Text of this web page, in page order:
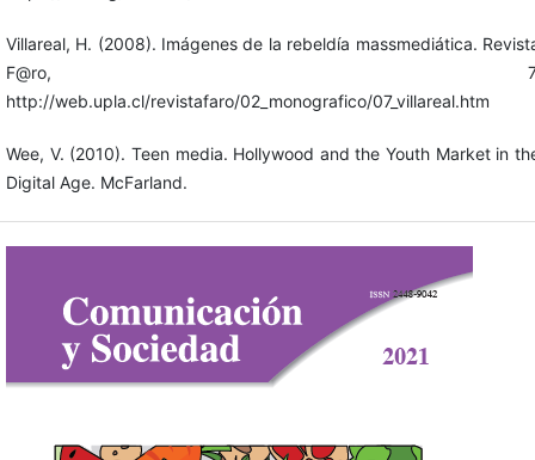
Villareal, H. (2008). Imágenes de la rebeldía massmediática.
F@ro,
http://web.upla.cl/revistafaro/02_monografico/07_villareal.htm
Wee, V. (2010). Teen media. Hollywood and the Youth Market in
Digital Age. McFarland.